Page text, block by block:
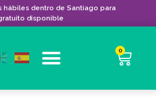
hábiles dentro de Santiago para
disponible
0